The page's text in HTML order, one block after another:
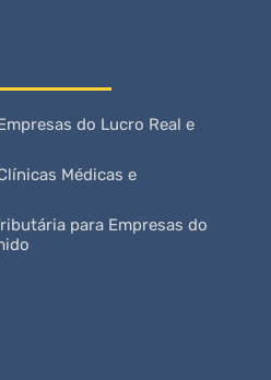
do Lucro Real e
Médicas e
para Empresas do